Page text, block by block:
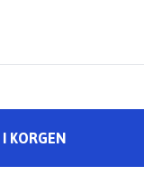
KORGEN